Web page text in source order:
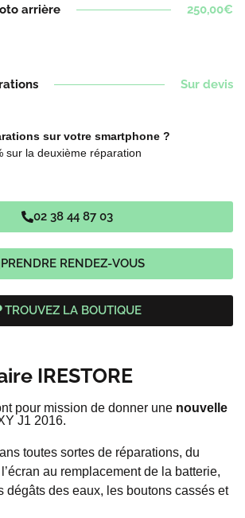
arrière 250,00€
Sur devis
sur votre smartphone ?
sur la deuxième réparation
02 38 44 87 03
PRENDRE RENDEZ-VOUS
TROUVEZ LA BOUTIQUE
IRESTORE
pour mission de donner une nouvelle
J1 2016.
toutes sortes de réparations, du
au remplacement de la batterie,
dégâts des eaux, les boutons cassés et